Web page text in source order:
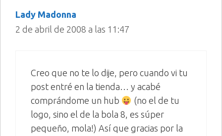
Lady Madonna
2 de abril de 2008 a las 11:47
Creo que no te lo dije, pero cuando vi tu
post entré en la tienda… y acabé
comprándome un hub
(no el de tu
logo, sino el de la bola 8, es súper
pequeño, mola!) Así que gracias por la